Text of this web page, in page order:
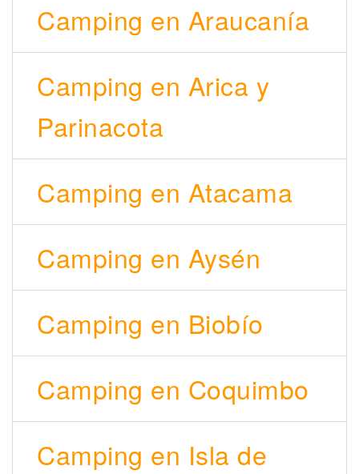
Camping en Araucanía
Camping en Arica y
Parinacota
Camping en Atacama
Camping en Aysén
Camping en Biobío
Camping en Coquimbo
Camping en Isla de